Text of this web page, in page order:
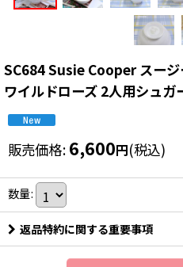
SC684 Susie Cooper スージ
ワイルドローズ 2人用シュガ
販売価格: 6,600円(税込)
数量:
返品特約に関する重要事項